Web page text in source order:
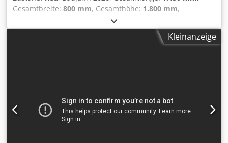
Gesamtbreite: 800 mm, Gesamthöhe: 1.800 mm,
, Leistung:
120 ZK Arbeitskapazität Ø 120x120 mm, Anz.
Bandstationen (Z) 1, Anz. Bürstenstationen (K) 1,
(x1) 1.5 kW, Vorschubmotor 0.25 kW, Gesamte Leistung 4.75
kW, Stromverbrauch 12A, Stababsauganschluss je Kopf Ø
(2x) 80 mm, Abmessungen 1450x800x1800 mm, Gewicht
Kleinanzeige